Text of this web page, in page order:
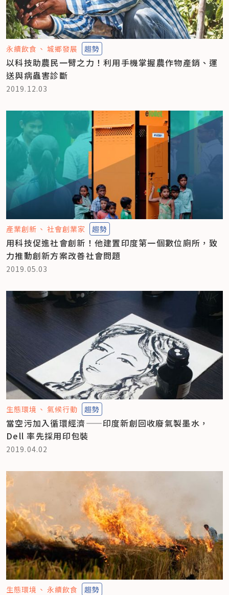
永續飲食 城鄉發展 趨勢
以科技助農民一臂之力！利用手機掌握農作物產銷、運
送與病蟲害診斷
2019.12.03
產業創新 社會創業家 趨勢
用科技促進社會創新！他建置印度第一個數位廁所，致
力推動創新方案改善社會問題
2019.05.03
生態環境 氣候行動 趨勢
當空污加入循環經濟——印度新創回收廢氣製墨水，
Dell 率先採用印包裝
2019.04.02
生態環境 永續飲食 趨勢